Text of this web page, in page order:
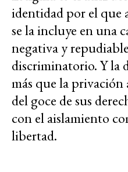
identidad por el que
se la incluye en una
negativa y
discriminatorio. Y la
más que la
del goce de sus
con el aislamiento
libertad.